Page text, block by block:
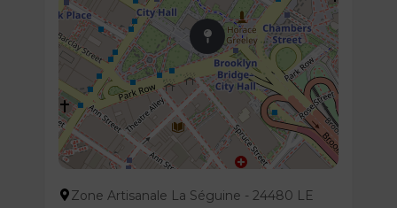
Zone Artisanale La Séguine - 24480 LE